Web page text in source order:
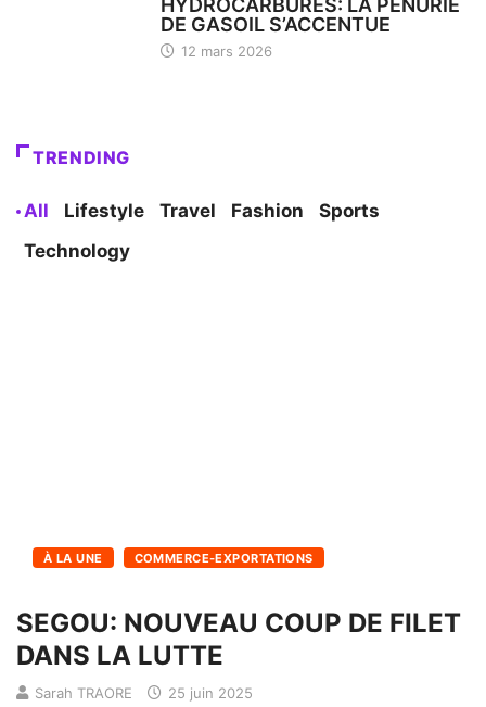
DE GASOIL S’ACCENTUE
12 mars 2026
TRENDING
All Lifestyle Travel Fashion
Sports
Technology
À LA UNE COMMERCE-EXPORTATIONS
SEGOU: NOUVEAU COUP DE FILET
DANS LA LUTTE
Sarah TRAORE 25 juin 2025